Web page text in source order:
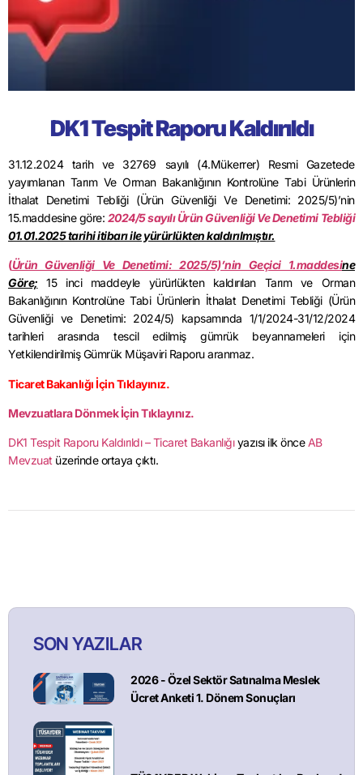
DK1 Tespit Raporu Kaldırıldı
31.12.2024 tarih ve 32769 sayılı (4.Mükerrer) Resmi Gazetede
yayımlanan Tarım Ve Orman Bakanlığının Kontrolüne Tabi Ürünlerin
İthalat Denetimi Tebliği (Ürün Güvenliği Ve Denetimi: 2025/5)’nin
15.maddesine göre: 2024/5 sayılı Ürün Güvenliği Ve Denetimi Tebliği
01.01.2025 tarihi itibarı ile yürürlükten kaldırılmıştır.
(Ürün Güvenliği Ve Denetimi: 2025/5)’nin Geçici 1.maddesine
Göre; 15 inci maddeyle yürürlükten kaldırılan Tarım ve Orman
Bakanlığının Kontrolüne Tabi Ürünlerin İthalat Denetimi Tebliği (Ürün
Güvenliği ve Denetimi: 2024/5) kapsamında 1/1/2024-31/12/2024
tarihleri arasında tescil edilmiş gümrük beyannameleri için
Yetkilendirilmiş Gümrük Müşaviri Raporu aranmaz.
Ticaret Bakanlığı İçin Tıklayınız.
Mevzuatlara Dönmek İçin Tıklayınız.
DK1 Tespit Raporu Kaldırıldı – Ticaret Bakanlığıyazısı ilk önce AB
Mevzuat üzerinde ortaya çıktı.
SON YAZILAR
2026 - Özel Sektör Satınalma Meslek
Ücret Anketi 1. Dönem Sonuçları